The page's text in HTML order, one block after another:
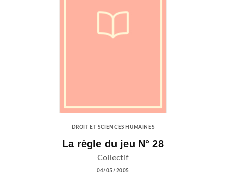
DROIT ET SCIENCES HUMAINES
La règle du jeu N° 28
Collectif
04/05/2005